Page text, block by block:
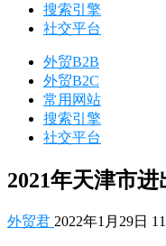
搜索引擎
社交平台
外贸B2B
外贸B2C
常用网站
搜索引擎
社交平台
2021年天津市
外贸君 2022年1月29日